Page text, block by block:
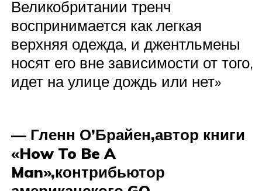
Великобритании тренч
воспринимается как легкая
верхняя одежда, и джентльмены
носят его вне зависимости от того,
идет на улице дождь или нет»
— Гленн О’Брайен,автор книги
«How To Be A
Man»,контрибьютор